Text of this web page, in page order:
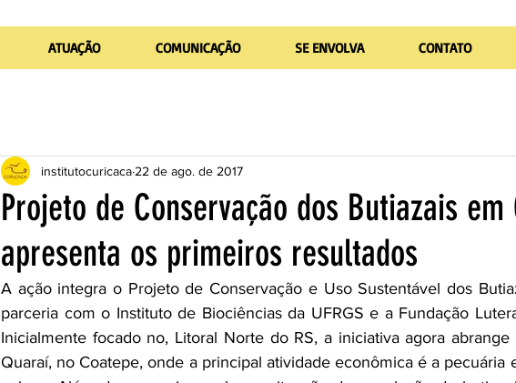
ATUAÇÃO COMUNICAÇÃO SE ENVOLVA CONTATO
Projeto de Conservação dos Butiazais em
apresenta os primeiros resultados
institutocuricaca 22 de ago. de 2017
A ação integra o Projeto de Conservação e Uso Sustentável dos
parceria com o Instituto de Biociências da UFRGS e a Fundação
Inicialmente focado no, Litoral Norte do RS, a iniciativa agora
Quaraí, no Coatepe, onde a principal atividade econômica é a pecuária